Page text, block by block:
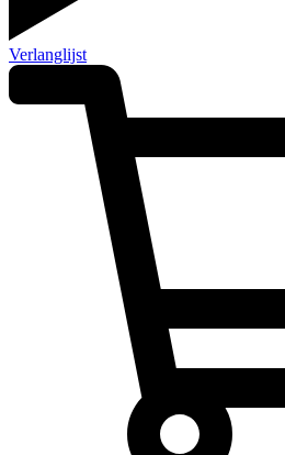
Verlanglijst